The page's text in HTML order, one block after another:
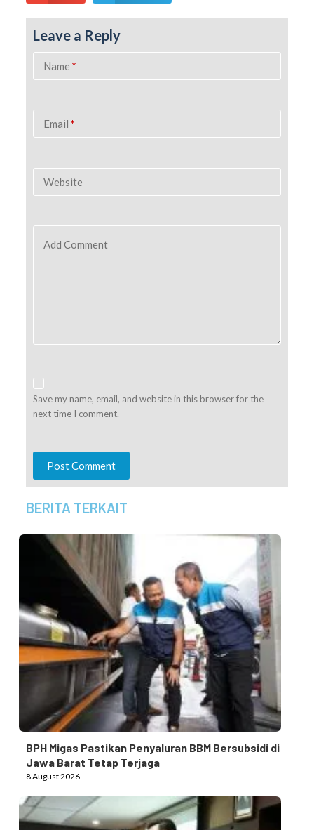
Leave a Reply
Name *
Email *
Website
Add Comment
Save my name, email, and website in this browser for the
next time I comment.
Post Comment
BERITA TERKAIT
BPH Migas Pastikan Penyaluran BBM Bersubsidi di
Jawa Barat Tetap Terjaga
8 August 2026